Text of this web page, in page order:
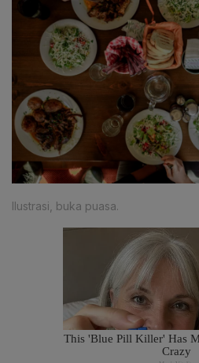
Ilustrasi, buka puasa.